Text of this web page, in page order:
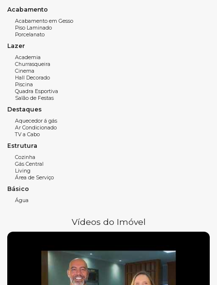
Características do Apartamento:
suítes + 2 demi suítes;
Sala de jantar;
Sala de estar;
Lavabo;
Cozinha;
Sacada integrada;
Área de serviço;
2 vagas de garagem.
Características do empreendimento:
Acabamento
Acabamento em Gesso
Piso Laminado
Porcelanato
Lazer
Academia
Churrasqueira
Cinema
Hall Decorado
Piscina
Quadra Esportiva
Salão de Festas
Destaques
Aquecedor á gás
Ar Condicionado
TV a Cabo
Estrutura
Cozinha
Gás Central
Living
Área de Serviço
Básico
Água
Vídeos do Imóvel